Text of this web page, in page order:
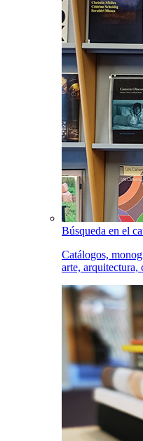
Búsqueda en el
Catálogos,
arte,